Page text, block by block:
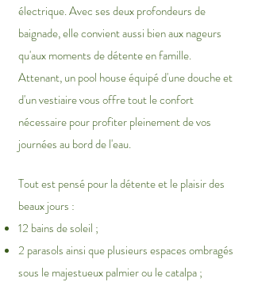
électrique. Avec ses deux profondeurs de
baignade, elle convient aussi bien aux nageurs
qu'aux moments de détente en famille.
Attenant, un pool house équipé d'une douche et
d'un vestiaire vous offre tout le confort
nécessaire pour profiter pleinement de vos
journées au bord de l'eau.
Tout est pensé pour la détente et le plaisir des
beaux jours :
12 bains de soleil ;
2 parasols ainsi que plusieurs espaces ombragés
sous le majestueux palmier ou le catalpa ;